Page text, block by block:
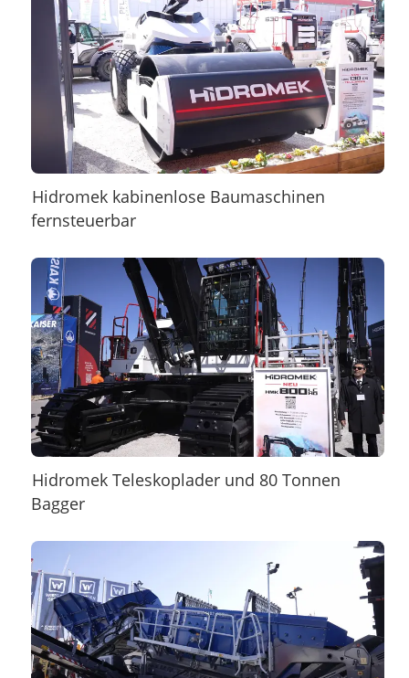
Hidromek kabinenlose Baumaschinen
fernsteuerbar
Hidromek Teleskoplader und 80 Tonnen
Bagger